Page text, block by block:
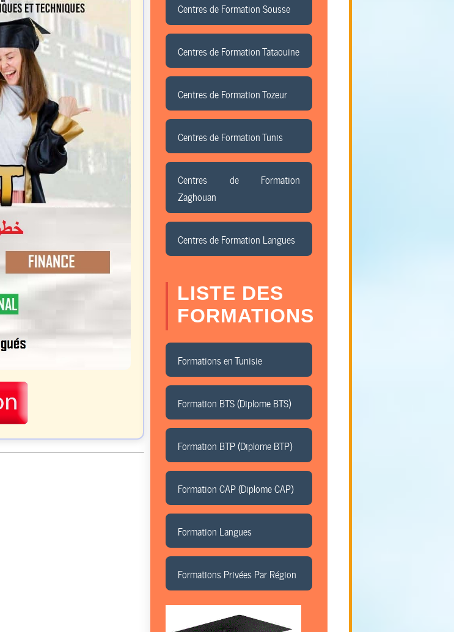
Centres de Formation Sousse
Centres de Formation Tataouine
Centres de Formation Tozeur
Centres de Formation Tunis
Centres de Formation
Zaghouan
Centres de Formation Langues
LISTE DES
FORMATIONS
Formations en Tunisie
Formation BTS (Diplome BTS)
Formation BTP (Diplome BTP)
Formation CAP (Diplome CAP)
Formation Langues
Formations Privées Par Région